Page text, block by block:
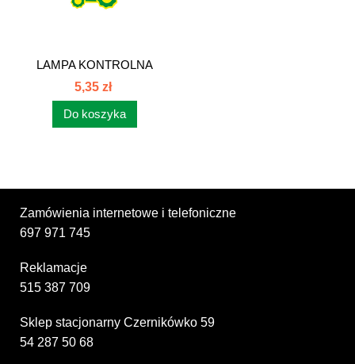
LAMPA KONTROLNA
ZIELONY LED
5,35 zł
Do koszyka
Zamówienia internetowe i telefoniczne
697 971 745
Reklamacje
515 387 709
Sklep stacjonarny Czernikówko 59
54 287 50 68